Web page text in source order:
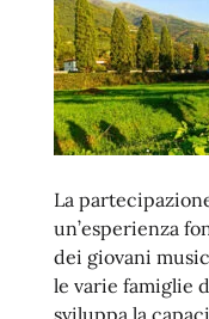
La
un’esperienza
dei giovani
le varie famiglie
sviluppa la